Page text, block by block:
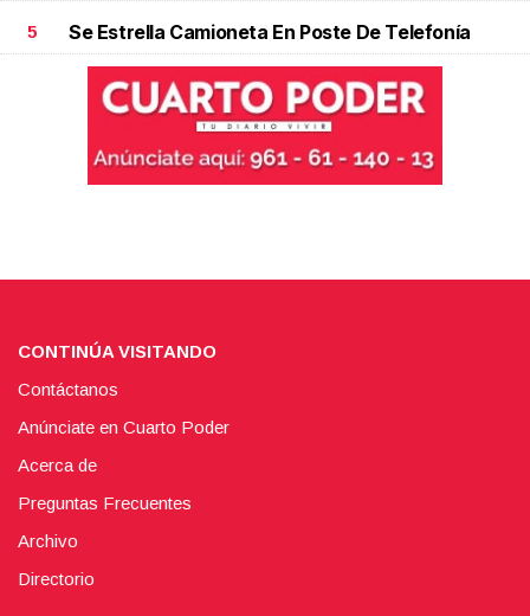
5 Se Estrella Camioneta En Poste De Telefonía
CONTINÚA VISITANDO
Contáctanos
Anúnciate en Cuarto Poder
Acerca de
Preguntas Frecuentes
Archivo
Directorio